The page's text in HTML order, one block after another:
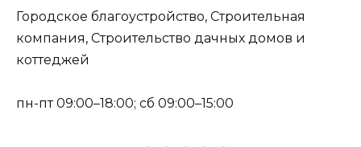
Городское благоустройство, Строительная
компания, Строительство дачных домов и
коттеджей
пн-пт 09:00–18:00; сб 09:00–15:00